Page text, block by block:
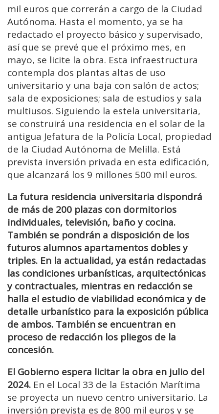
mil euros que correrán a cargo de la Ciudad
Autónoma. Hasta el momento, ya se ha
redactado el proyecto básico y supervisado,
así que se prevé que el próximo mes, en
mayo, se licite la obra. Esta infraestructura
contempla dos plantas altas de uso
universitario y una baja con salón de actos;
sala de exposiciones; sala de estudios y sala
multiusos. Siguiendo la estela universitaria,
se construirá una residencia en el solar de la
antigua Jefatura de la Policía Local, propiedad
de la Ciudad Autónoma de Melilla. Está
prevista inversión privada en esta edificación,
que alcanzará los 9 millones 500 mil euros.
La futura residencia universitaria dispondrá
de más de 200 plazas con dormitorios
individuales, televisión, baño y cocina.
También se pondrán a disposición de los
futuros alumnos apartamentos dobles y
triples. En la actualidad, ya están redactadas
las condiciones urbanísticas, arquitectónicas
y contractuales, mientras en redacción se
halla el estudio de viabilidad económica y de
detalle urbanístico para la exposición pública
de ambos. También se encuentran en
proceso de redacción los pliegos de la
concesión.
El Gobierno espera licitar la obra en julio del
2024. En el Local 33 de la Estación Marítima
se proyecta un nuevo centro universitario. La
inversión prevista es de 800 mil euros y se